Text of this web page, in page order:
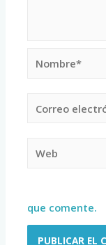
que comente.